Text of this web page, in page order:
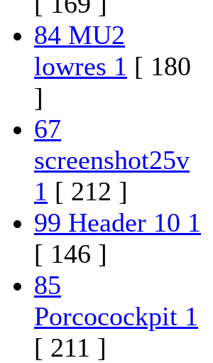
84 MU2
lowres 1 [ 180
]
67
screenshot25v
1 [ 212 ]
99 Header 10 1
[ 146 ]
85
Porcocockpit 1
[ 211 ]